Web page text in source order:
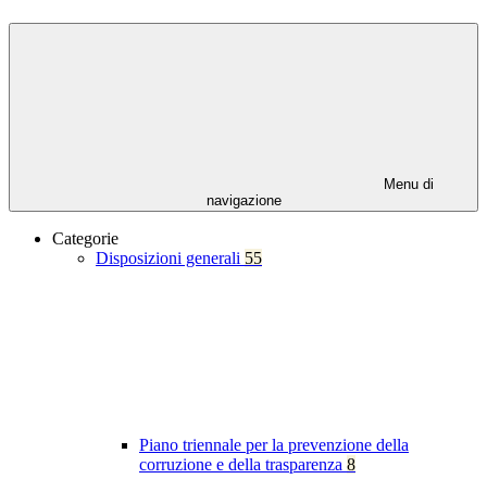
Menu di
navigazione
Categorie
Disposizioni generali 55
Piano triennale per la prevenzione della
corruzione e della trasparenza 8